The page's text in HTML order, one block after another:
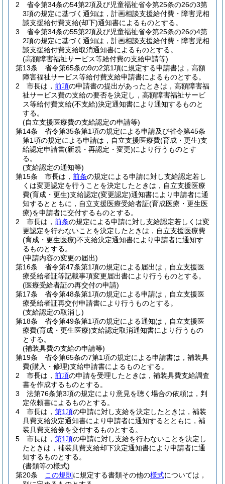
2
省令第34条の54第2項及び児童福祉省令第25条の26の3第
3項の規定に基づく通知は，計画相談支援給付費・障害児相
談支援給付費支給(却下)通知書によるものとする。
3
省令第34条の55第2項及び児童福祉省令第25条の26の4第
2項の規定に基づく通知は，計画相談支援給付費・障害児相
談支援給付費支給取消通知書によるものとする。
(高額障害福祉サービス等給付費の支給申請等)
第13条
省令第65条の9の2第1項に規定する申請書は，高額
障害福祉サービス等給付費支給申請書によるものとする。
2
市長は， 前項の申請書の提出があったときは，高額障害福
祉サービス費の支給の要否を決定し，高額障害福祉サービ
ス等給付費支給(不支給)決定通知書により通知するものと
する。
(自立支援医療費の支給認定の申請等)
第14条
省令第35条第1項の規定による申請及び省令第45条
第1項の規定による申請は，自立支援医療費(育成・更生)支
給認定申請書(新規・再認定・変更)により行うものとす
る。
(支給認定の通知等)
第15条
市長は， 前条の規定による申請に対し支給認定若し
くは変更認定を行うことを決定したときは，自立支援医療
費(育成・更生)支給認定(変更認定)通知書により申請者に通
知するとともに，自立支援医療受給者証(育成医療・更生医
療)を申請者に交付するものとする。
2
市長は， 前条の規定による申請に対し支給認定若しくは変
更認定を行わないことを決定したときは，自立支援医療費
(育成・更生医療)不支給決定通知書により申請者に通知す
るものとする。
(申請内容の変更の届出)
第16条
省令第47条第1項の規定による届出は，自立支援医
療受給者証等記載事項変更届出書により行うものとする。
(医療受給者証の再交付の申請)
第17条
省令第48条第1項の規定による申請は，自立支援医
療受給者証再交付申請書により行うものとする。
(支給認定の取消し)
第18条
省令第49条第1項の規定による通知は，自立支援医
療費(育成・更生医療)支給認定取消通知書により行うもの
とする。
(補装具費の支給の申請等)
第19条
省令第65条の7第1項の規定による申請書は，補装具
費(購入・修理)支給申請書によるものとする。
2
市長は， 前項の申請を受理したときは，補装具費支給調査
書を作成するものとする。
3
法第76条第3項の規定により意見を聴く場合の依頼は，判
定依頼書によるものとする。
4
市長は， 第1項の申請に対し支給を決定したときは，補装
具費支給決定通知書により申請者に通知するとともに，補
装具費支給券を交付するものとする。
5
市長は， 第1項の申請に対し支給を行わないことを決定し
たときは，補装具費支給却下決定通知書により申請者に通
知するものとする。
(書類等の様式)
第20条
この規則 に規定する書類その他の様式については，